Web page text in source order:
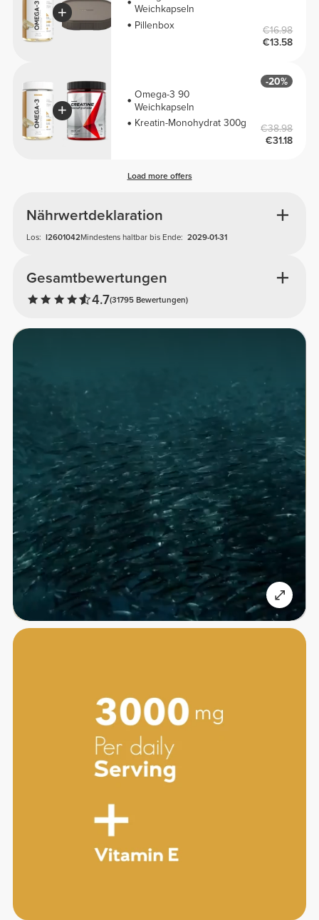
Weichkapseln
Pillenbox
€16.98
€13.58
Omega-3 90
Weichkapseln
Kreatin-Monohydrat 300g
-20%
€38.98
€31.18
Load more offers
Nährwertdeklaration
Los: I2601042Mindestens haltbar bis Ende: 2029-01-31
Gesamtbewertungen
4.7(31795 Bewertungen)